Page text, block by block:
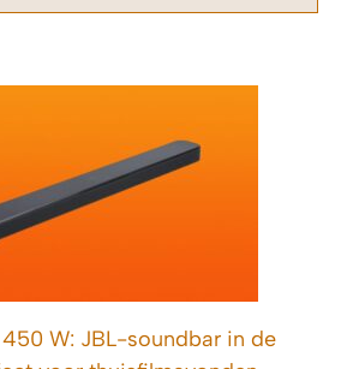
W: JBL-soundbar in de